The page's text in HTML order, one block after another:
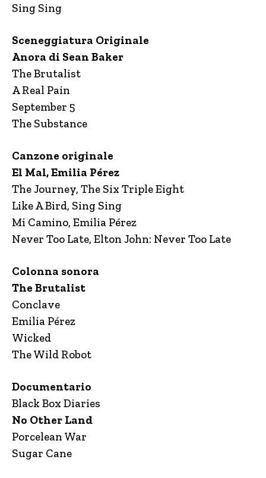
Sing Sing
Sceneggiatura Originale
Anora di Sean Baker
The Brutalist
A Real Pain
September 5
The Substance
Canzone originale
El Mal, Emilia Pérez
The Journey, The Six Triple Eight
Like A Bird, Sing Sing
Mi Camino, Emilia Pérez
Never Too Late, Elton John: Never Too Late
Colonna sonora
The Brutalist
Conclave
Emilia Pérez
Wicked
The Wild Robot
Documentario
Black Box Diaries
No Other Land
Porcelean War
Sugar Cane